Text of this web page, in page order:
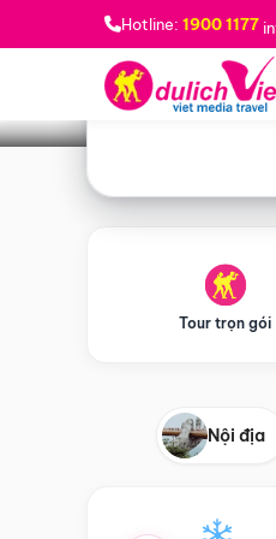
Hotline: 1900 1177
Bạn muốn đi đâu? *
Tour trọn gói
Nội địa